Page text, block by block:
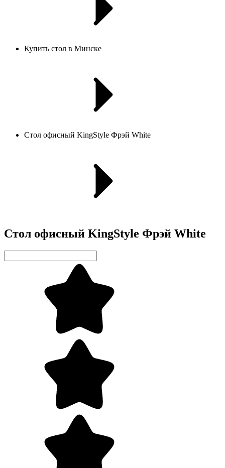
Купить стол в Минске
Стол офисный KingStyle Фрэй White
Стол офисный KingStyle Фрэй White